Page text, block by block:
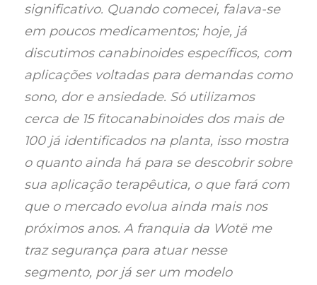
significativo. Quando comecei, falava-se
em poucos medicamentos; hoje, já
discutimos canabinoides específicos, com
aplicações voltadas para demandas como
sono, dor e ansiedade. Só utilizamos
cerca de 15 fitocanabinoides dos mais de
100 já identificados na planta, isso mostra
o quanto ainda há para se descobrir sobre
sua aplicação terapêutica, o que fará com
que o mercado evolua ainda mais nos
próximos anos. A franquia da Wotë me
traz segurança para atuar nesse
segmento, por já ser um modelo